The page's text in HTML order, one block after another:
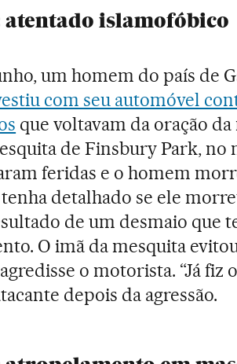
islamofóbico
um homem do país de
com seu automóvel
que voltavam da oração
de Finsbury Park, no
feridas e o homem
detalhado se ele
de um desmaio que
O imã da mesquita
o motorista. “Já fiz
depois da agressão.